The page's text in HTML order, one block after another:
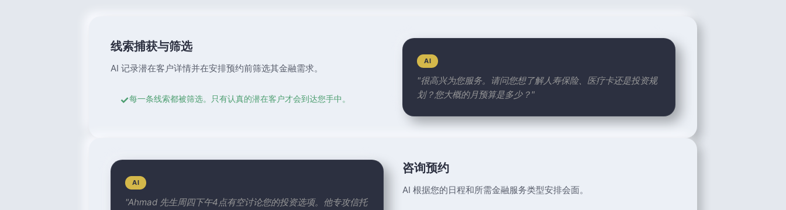
线索捕获与筛选
AI 记录潜在客户详情并在安排预约前筛选其金融需求。
✓每一条线索都被筛选。只有认真的潜在客户才会到达您手中。
AI
"很高兴为您服务。请问您想了解人寿保险、医疗卡还是投资规
划？您大概的月预算是多少？"
咨询预约
AI 根据您的日程和所需金融服务类型安排会面。
AI
"Ahmad 先生周四下午4点有空讨论您的投资选项。他专攻信托